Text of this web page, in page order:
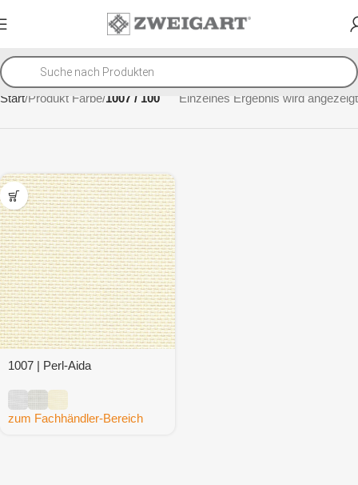
Start Produkt Farbe 1007 / 100 Einzelnes Ergebnis wird angezeigt
1007 | Perl-Aida
zum Fachhändler-Bereich